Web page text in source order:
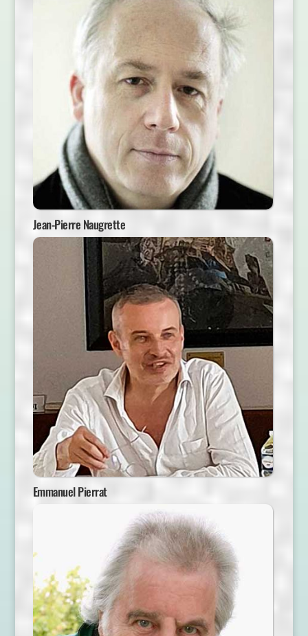
Jean-Pierre Naugrette
Emmanuel Pierrat